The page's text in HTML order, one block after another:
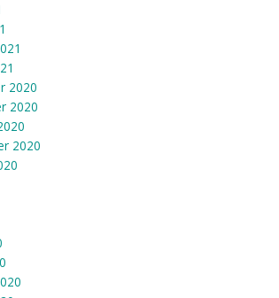
2020
2020
2020